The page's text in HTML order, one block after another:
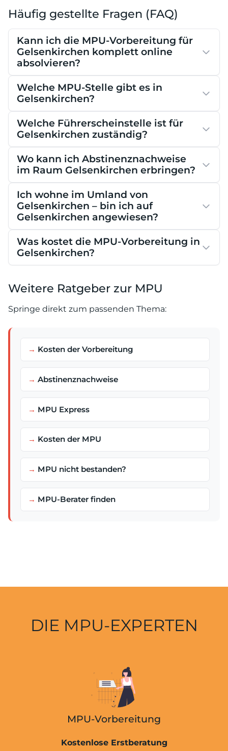
Häufig gestellte Fragen (FAQ)
Kann ich die MPU-Vorbereitung für
Gelsenkirchen komplett online
absolvieren?
Welche MPU-Stelle gibt es in
Gelsenkirchen?
Welche Führerscheinstelle ist für
Gelsenkirchen zuständig?
Wo kann ich Abstinenznachweise
im Raum Gelsenkirchen erbringen?
Ich wohne im Umland von
Gelsenkirchen – bin ich auf
Gelsenkirchen angewiesen?
Was kostet die MPU-Vorbereitung in
Gelsenkirchen?
Weitere Ratgeber zur MPU
Springe direkt zum passenden Thema:
Kosten der Vorbereitung
Abstinenznachweise
MPU Express
Kosten der MPU
MPU nicht bestanden?
MPU-Berater finden
DIE MPU-EXPERTEN
MPU-Vorbereitung
Kostenlose Erstberatung